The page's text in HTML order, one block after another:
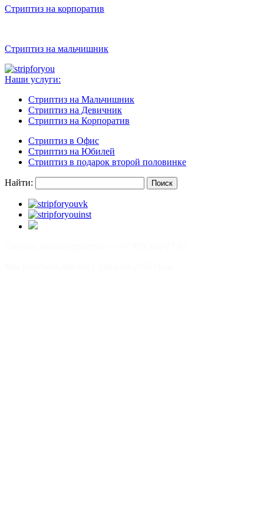
Стриптиз на корпоратив
Стриптиз на мальчишник
Наши услуги:
Стриптиз на Мальчишник
Стриптиз на Девичник
Стриптиз на Корпоратив
Стриптиз в Офис
Стриптиз на Юбилей
Стриптиз в подарок второй половинке
Найти: